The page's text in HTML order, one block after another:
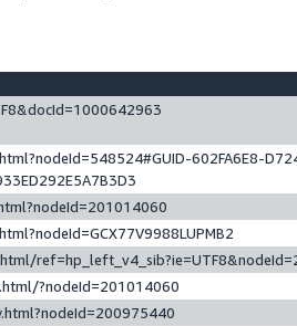
602FA6E8-
?nodeId=201014060